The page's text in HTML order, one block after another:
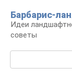
контенту
Барбарис-
Идеи
советы